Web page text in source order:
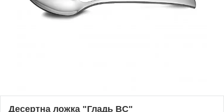
Десертна ложка "Гладь BC"